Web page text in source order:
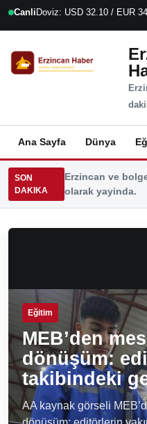
Canli Doviz: USD 32.10 / EUR
Ana Sayfa Dünya
SON
DAKIKA
Erzincan ve
olarak yayinda.
Eğitim
MEB’den
dönüşüm:
takibindeki
AA kaynak görseli